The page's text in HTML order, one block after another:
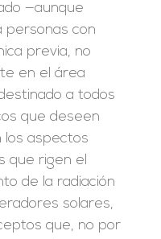
—aunque
personas con
previa, no
en el área
a todos
que deseen
los aspectos
que rigen el
de la radiación
solares,
que, no por